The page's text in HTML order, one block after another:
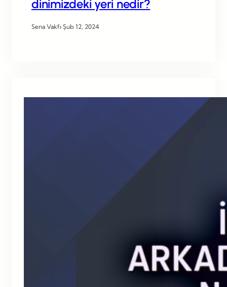
dinimizdeki yeri nedir?
Sena Vakfı·Şub 12, 2024